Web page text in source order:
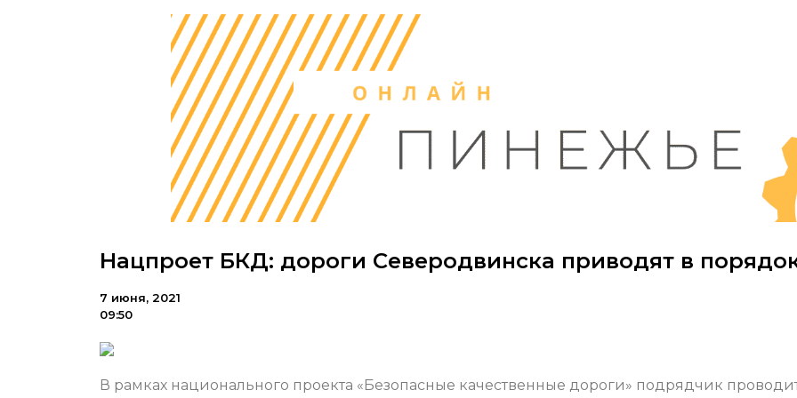
Нацпроет БКД: дороги Северодвинска приводят в
7 июня, 2021
09:50
В рамках национального проекта «Безопасные качественные дороги» подрядчик